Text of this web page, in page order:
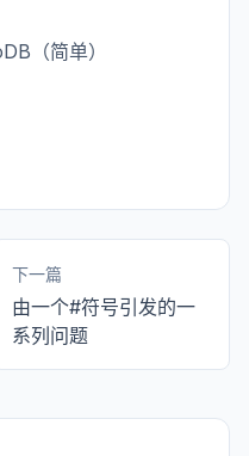
（简单）
下一篇
由一个#符号引发的一
系列问题